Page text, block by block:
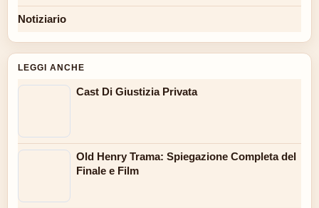
Notiziario
LEGGI ANCHE
Cast Di Giustizia Privata
Old Henry Trama: Spiegazione Completa del
Finale e Film